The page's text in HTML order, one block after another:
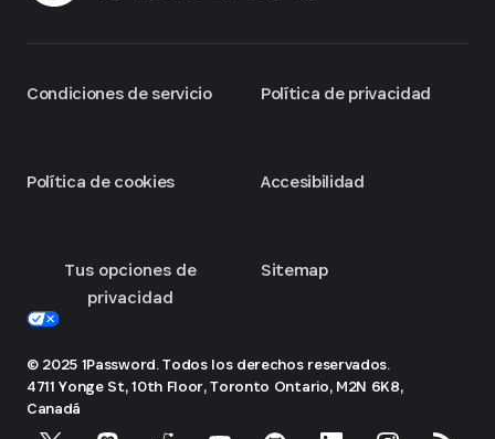
Condiciones de servicio
Política de cookies
Tus opciones de
privacidad
Política de privacidad
Accesibilidad
Sitemap
© 2025 1Password. Todos los derechos reservados.
4711 Yonge St, 10th Floor, Toronto Ontario, M2N 6K8,
Canadá